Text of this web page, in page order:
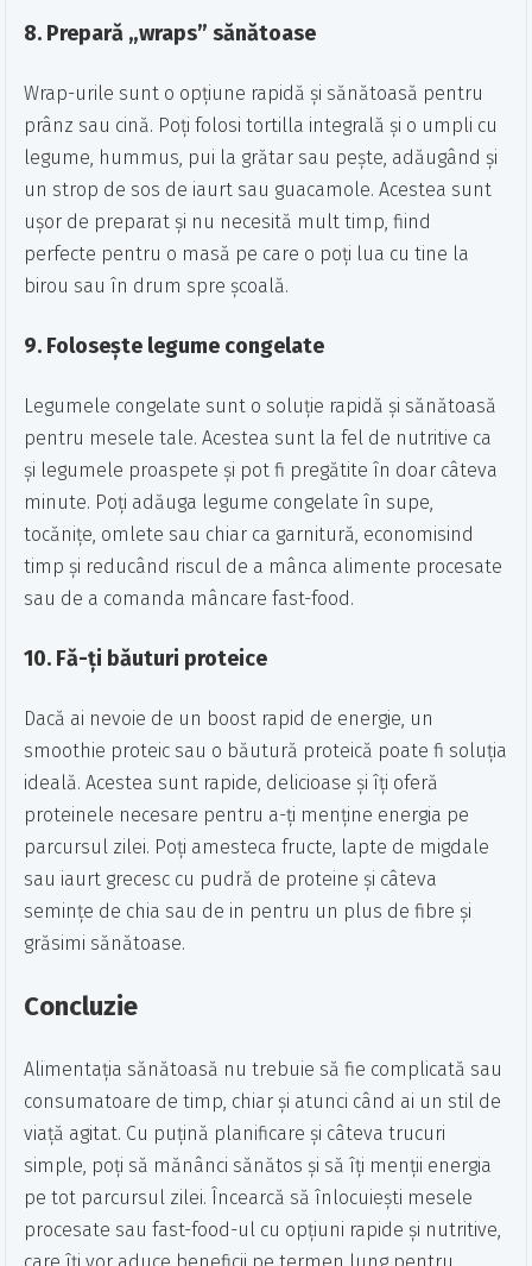
8. Prepară „wraps” sănătoase
Wrap-urile sunt o opțiune rapidă și sănătoasă pentru
prânz sau cină. Poți folosi tortilla integrală și o umpli cu
legume, hummus, pui la grătar sau pește, adăugând și
un strop de sos de iaurt sau guacamole. Acestea sunt
ușor de preparat și nu necesită mult timp, fiind
perfecte pentru o masă pe care o poți lua cu tine la
birou sau în drum spre școală.
9. Folosește legume congelate
Legumele congelate sunt o soluție rapidă și sănătoasă
pentru mesele tale. Acestea sunt la fel de nutritive ca
și legumele proaspete și pot fi pregătite în doar câteva
minute. Poți adăuga legume congelate în supe,
tocănițe, omlete sau chiar ca garnitură, economisind
timp și reducând riscul de a mânca alimente procesate
sau de a comanda mâncare fast-food.
10. Fă-ți băuturi proteice
Dacă ai nevoie de un boost rapid de energie, un
smoothie proteic sau o băutură proteică poate fi soluția
ideală. Acestea sunt rapide, delicioase și îți oferă
proteinele necesare pentru a-ți menține energia pe
parcursul zilei. Poți amesteca fructe, lapte de migdale
sau iaurt grecesc cu pudră de proteine și câteva
semințe de chia sau de in pentru un plus de fibre și
grăsimi sănătoase.
Concluzie
Alimentația sănătoasă nu trebuie să fie complicată sau
consumatoare de timp, chiar și atunci când ai un stil de
viață agitat. Cu puțină planificare și câteva trucuri
simple, poți să mănânci sănătos și să îți menții energia
pe tot parcursul zilei. Încearcă să înlocuiești mesele
procesate sau fast-food-ul cu opțiuni rapide și nutritive,